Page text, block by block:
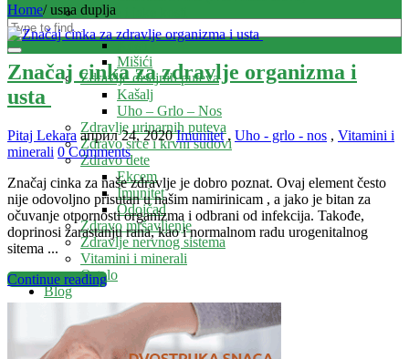
Zdrave i jake kosti
Zglobovi
Kosti
Mišići
Zdravlje disajnih puteva
Kašalj
Uho – Grlo – Nos
Zdravlje urinarnih puteva
Zdravo srce i krvni sudovi
Zdravo dete
Ekcem
Imunitet
Odojčad
Zdravo mršavljenje
Zdravlje nervnog sistema
Vitamini i minerali
Ostalo
Blog
Kontakt
Savetovalište
Home/ usna duplja
Značaj cinka za zdravlje organizma i
usta
Pitaj Lekara април 24, 2020 Imunitet, Uho - grlo - nos , Vitamini i
minerali 0 Comments
Značaj cinka za naše zdravlje je dobro poznat. Ovaj element često
nije odovoljno prisutan u našim namirinicam , a jako je bitan za
očuvanje otpornosti organizma i odbrani od infekcija. Takođe,
doprinosi zarastanju rana, kao i normalnom radu urogenitalnog
sitema ...
Continue reading